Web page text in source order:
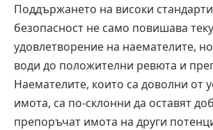
Поддържането на високи
безопасност не само повишава
удовлетворение на наемателите,
води до положителни ревюта и
Наемателите, които са доволни от
имота, са по-склонни да оставят
препоръчат имота на други